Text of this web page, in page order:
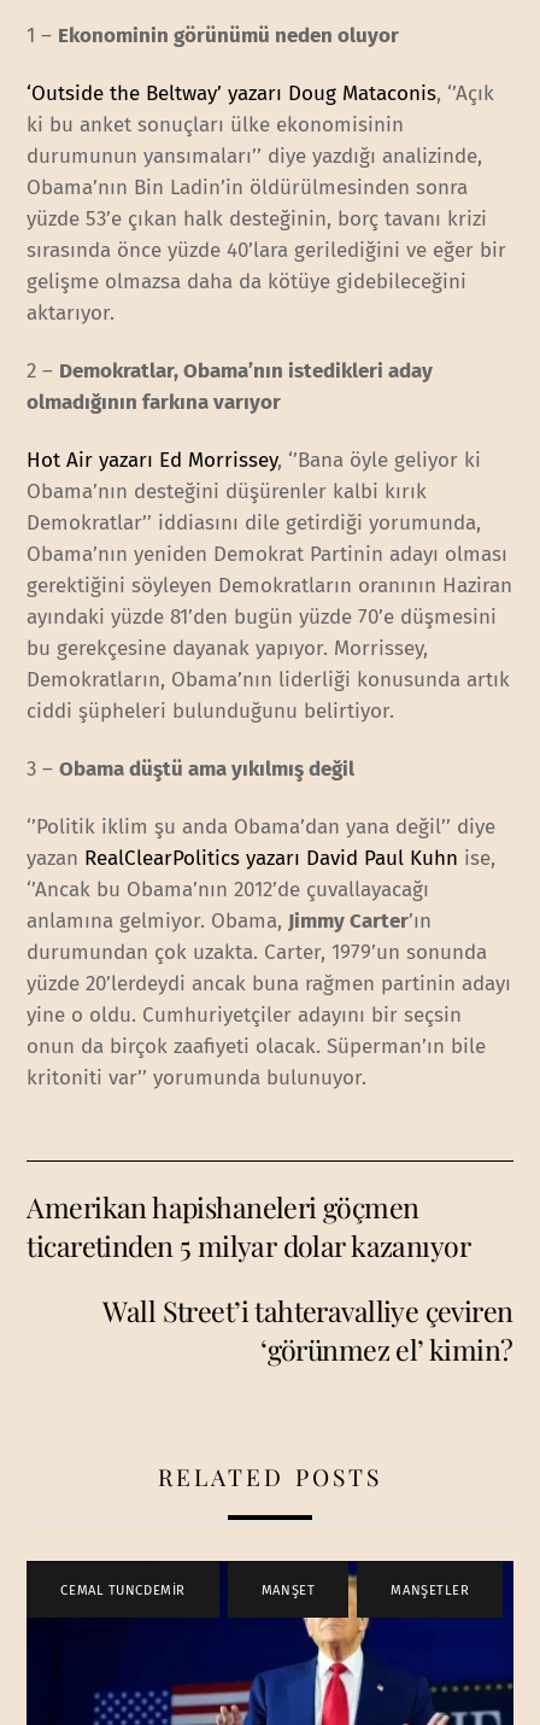
1 – Ekonominin görünümü neden oluyor
‘Outside the Beltway’ yazarı Doug Mataconis, ‘’Açık
ki bu anket sonuçları ülke ekonomisinin
durumunun yansımaları’’ diye yazdığı analizinde,
Obama’nın Bin Ladin’in öldürülmesinden sonra
yüzde 53’e çıkan halk desteğinin, borç tavanı krizi
sırasında önce yüzde 40’lara gerilediğini ve eğer bir
gelişme olmazsa daha da kötüye gidebileceğini
aktarıyor.
2 – Demokratlar, Obama’nın istedikleri aday
olmadığının farkına varıyor
Hot Air yazarı Ed Morrissey, ‘’Bana öyle geliyor ki
Obama’nın desteğini düşürenler kalbi kırık
Demokratlar’’ iddiasını dile getirdiği yorumunda,
Obama’nın yeniden Demokrat Partinin adayı olması
gerektiğini söyleyen Demokratların oranının Haziran
ayındaki yüzde 81’den bugün yüzde 70’e düşmesini
bu gerekçesine dayanak yapıyor. Morrissey,
Demokratların, Obama’nın liderliği konusunda artık
ciddi şüpheleri bulunduğunu belirtiyor.
3 –Obama düştü ama yıkılmış değil
‘’Politik iklim şu anda Obama’dan yana değil’’ diye
yazan RealClearPolitics yazarı David Paul Kuhn ise,
‘’Ancak bu Obama’nın 2012’de çuvallayacağı
anlamına gelmiyor. Obama, Jimmy Carter’ın
durumundan çok uzakta. Carter, 1979’un sonunda
yüzde 20’lerdeydi ancak buna rağmen partinin adayı
yine o oldu. Cumhuriyetçiler adayını bir seçsin
onun da birçok zaafiyeti olacak. Süperman’ın bile
kritoniti var’’ yorumunda bulunuyor.
Amerikan hapishaneleri göçmen
ticaretinden 5 milyar dolar kazanıyor
Wall Street’i tahteravalliye çeviren
‘görünmez el’ kimin?
RELATED POSTS
CEMAL TUNCDEMİR MANŞET , MANŞETLER